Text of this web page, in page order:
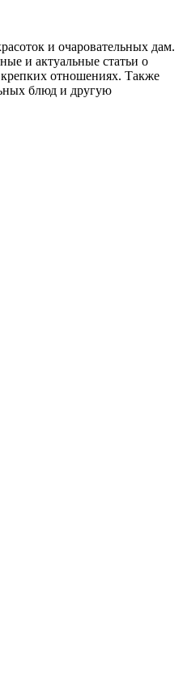
и очаровательных дам.
и актуальные статьи о
отношениях. Также
блюд и другую